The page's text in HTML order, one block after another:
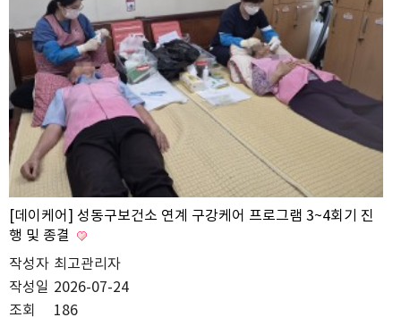
[데이케어] 성동구보건소 연계 구강케어 프로그램 3~4회기 진
행 및 종결
작성자 최고관리자
작성일 2026-07-24
조회
186